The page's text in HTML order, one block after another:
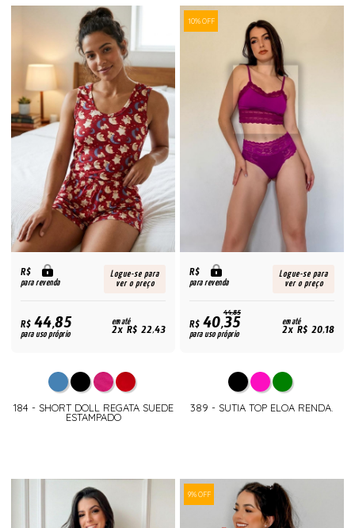
R$
para revenda
Logue-se para
ver o preço
R$44,85
para uso próprio
em até
2x R$ 22,43
184 - SHORT DOLL REGATA SUEDE
ESTAMPADO
10% OFF
R$
para revenda
Logue-se para
ver o preço
44,85
R$40,35
para uso próprio
em até
2x R$ 20,18
389 - SUTIA TOP ELOA RENDA.
9% OFF